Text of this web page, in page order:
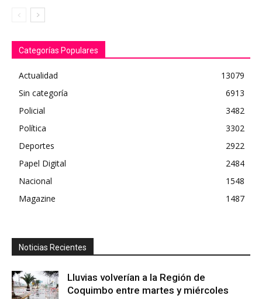
Categorías Populares
Actualidad
13079
Sin categoría
6913
Policial
3482
Política
3302
Deportes
2922
Papel Digital
2484
Nacional
1548
Magazine
1487
Noticias Recientes
Lluvias volverían a la Región de
Coquimbo entre martes y miércoles